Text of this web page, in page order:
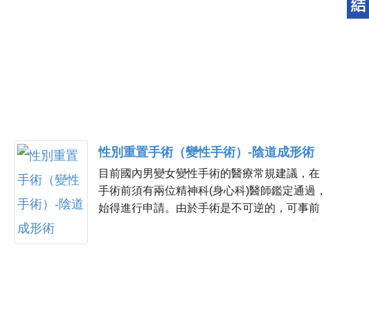
性別重置手術（變性手術）-陰道成形術
目前國內男變女變性手術的醫療常規建議，在
手術前須有兩位精神科(身心科)醫師鑑定通過，
始得進行申請。由於手術是不可逆的，可事前